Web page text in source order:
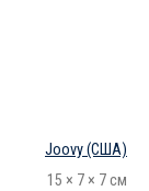
Joovy(США)
15 × 7 × 7 см